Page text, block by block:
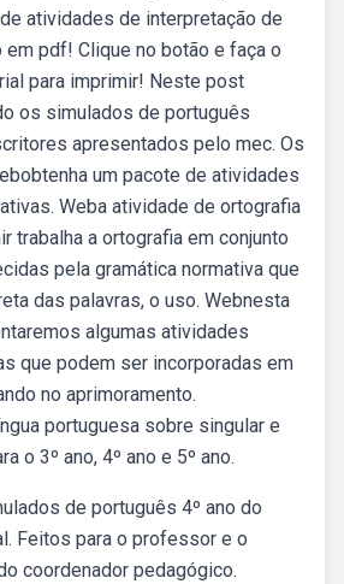
atividades de interpretação de
em pdf! Clique no botão e faça o
para imprimir! Neste post
os simulados de português
apresentados pelo mec. Os
um pacote de atividades
Weba atividade de ortografia
trabalha a ortografia em conjunto
pela gramática normativa que
das palavras, o uso. Webnesta
algumas atividades
que podem ser incorporadas em
no aprimoramento.
portuguesa sobre singular e
o 3º ano, 4º ano e 5º ano.
de português 4º ano do
Feitos para o professor e o
coordenador pedagógico.